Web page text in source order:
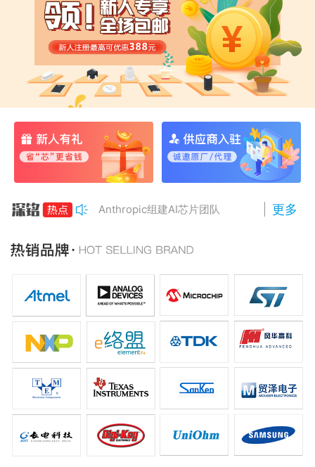
Anthropic组建AI芯片团队
AMD二季度营收增50%，数据中心业务将翻倍
长鑫存储拟建北京第二座DRAM厂
更多